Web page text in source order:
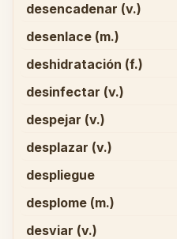
desencadenar (v.)
desenlace (m.)
deshidratación (f.)
desinfectar (v.)
despejar (v.)
desplazar (v.)
despliegue
desplome (m.)
desviar (v.)